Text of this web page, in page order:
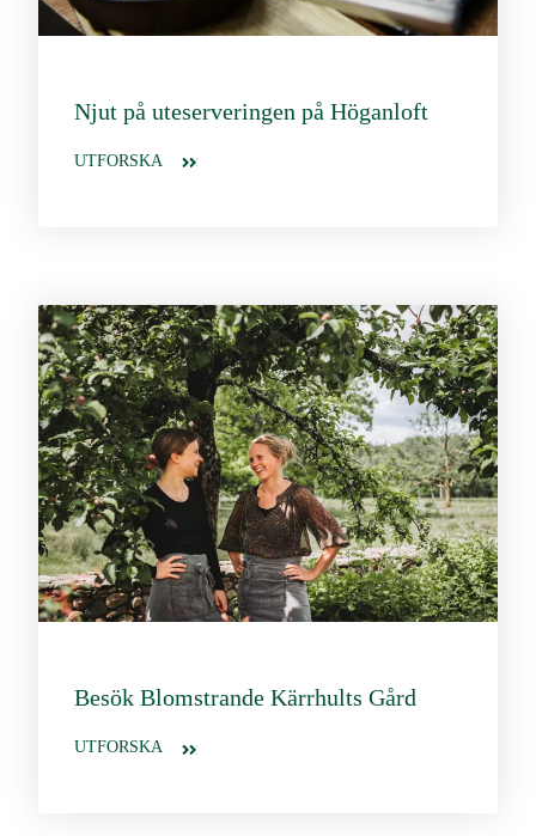
Njut på uteserveringen på Höganloft
UTFORSKA
Besök Blomstrande Kärrhults Gård
UTFORSKA